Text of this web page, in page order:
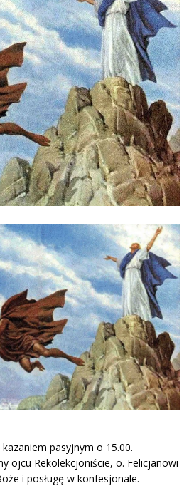
pasyjnym o 15.00.
ojcu Rekolekcjoniście, o. Felicjanowi
i posługę w konfesjonale.